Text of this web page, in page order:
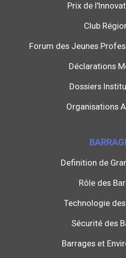
Prix de
Club
Forum des Jeunes
Déclarations
Dossiers
Organisations
Definition de
Rôle des
Technologie
Sécurité des
Barrages et